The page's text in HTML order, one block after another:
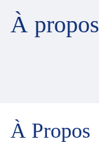
À propos
À Propos